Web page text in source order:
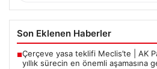
Son Eklenen Haberler
■Çerçeve yasa teklifi Meclis’te | AK
yıllık sürecin en önemli aşamasına